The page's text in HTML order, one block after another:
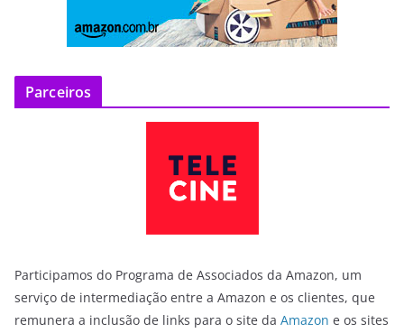
Parceiros
Participamos do Programa de Associados da Amazon, um
serviço de intermediação entre a Amazon e os clientes, que
remunera a inclusão de links para o site da Amazon e os sites